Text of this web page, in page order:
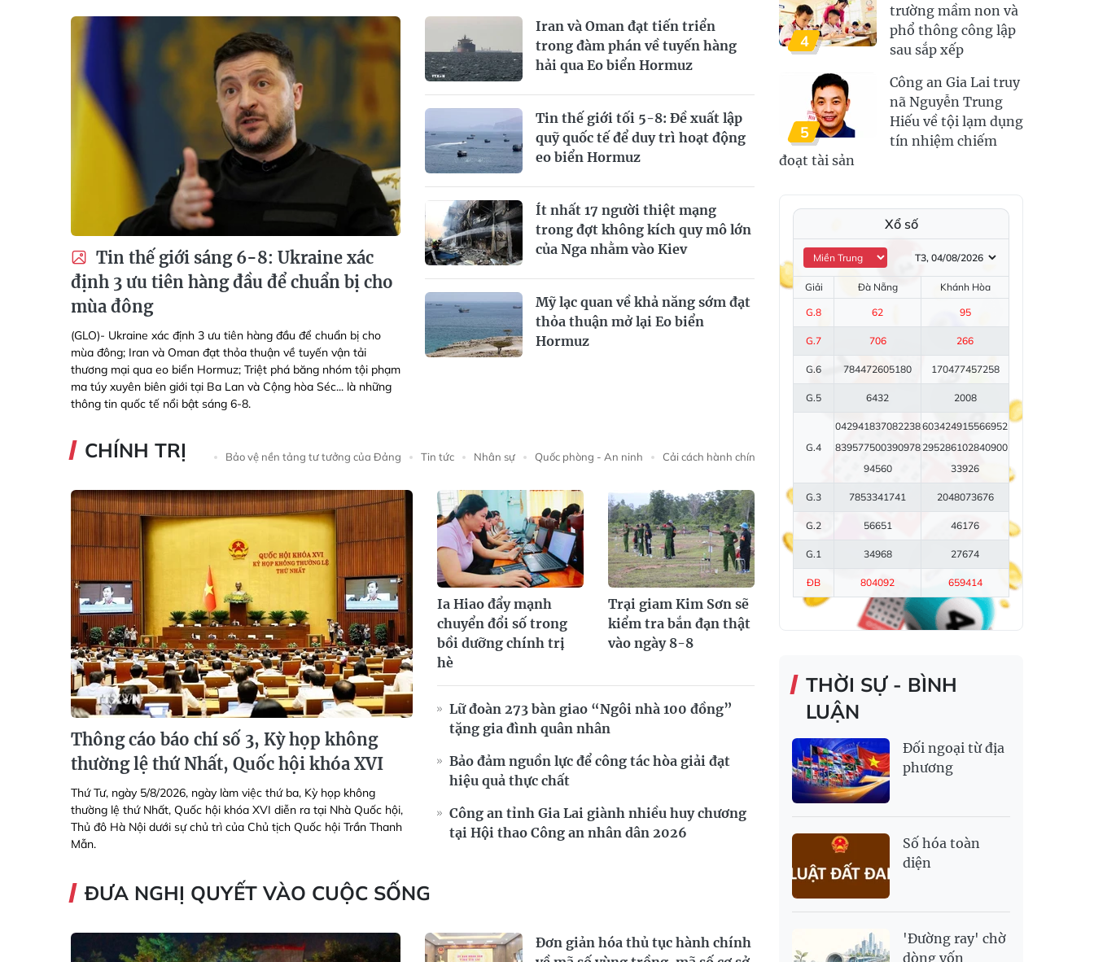
Tin thế giới sáng 6-8: Ukraine xác
định 3 ưu tiên hàng đầu để chuẩn bị cho
mùa đông
(GLO)- Ukraine xác định 3 ưu tiên hàng đầu để chuẩn bị cho
mùa đông; Iran và Oman đạt thỏa thuận về tuyến vận tải
thương mại qua eo biển Hormuz; Triệt phá băng nhóm tội phạm
ma túy xuyên biên giới tại Ba Lan và Cộng hòa Séc... là những
thông tin quốc tế nổi bật sáng 6-8.
Iran và Oman đạt tiến triển
trong đàm phán về tuyến hàng
hải qua Eo biển Hormuz
Tin thế giới tối 5-8: Đề xuất lập
quỹ quốc tế để duy trì hoạt động
eo biển Hormuz
Ít nhất 17 người thiệt mạng
trong đợt không kích quy mô lớn
của Nga nhằm vào Kiev
Mỹ lạc quan về khả năng sớm đạt
thỏa thuận mở lại Eo biển
Hormuz
CHÍNH TRỊ Bảo vệ nền tảng tư tưởng của Đảng Tin tức Nhân sự Quốc phòng - An ninh Cải cách hành chính Đưa nghị quyết vào cuộc sống
Thông cáo báo chí số 3, Kỳ họp không
thường lệ thứ Nhất, Quốc hội khóa XVI
Thứ Tư, ngày 5/8/2026, ngày làm việc thứ ba, Kỳ họp không
thường lệ thứ Nhất, Quốc hội khóa XVI diễn ra tại Nhà Quốc hội,
Thủ đô Hà Nội dưới sự chủ trì của Chủ tịch Quốc hội Trần Thanh
Mẫn.
Ia Hiao đẩy mạnh
chuyển đổi số trong
bồi dưỡng chính trị
hè
Trại giam Kim Sơn sẽ
kiểm tra bắn đạn thật
vào ngày 8-8
Lữ đoàn 273 bàn giao “Ngôi nhà 100 đồng”
tặng gia đình quân nhân
Bảo đảm nguồn lực để công tác hòa giải đạt
hiệu quả thực chất
Công an tỉnh Gia Lai giành nhiều huy chương
tại Hội thao Công an nhân dân 2026
ĐƯA NGHỊ QUYẾT VÀO CUỘC SỐNG
Đơn giản hóa thủ tục hành chính
4
trường mầm non và
phổ thông công lập
sau sắp xếp
5
Công an Gia Lai truy
nã Nguyễn Trung
Hiếu về tội lạm dụng
tín nhiệm chiếm
đoạt tài sản
Xổ số
Giải Đà Nẵng Khánh Hòa
G.8 62 95
G.7 706 266
G.6 784472605180 170477457258
G.5 6432 2008
G.4
042941837082238
839577500390978
94560
603424915566952
295286102840900
33926
G.3 7853341741 2048073676
G.2 56651 46176
G.1 34968 27674
ĐB 804092 659414
THỜI SỰ - BÌNH
LUẬN
Đối ngoại từ địa
phương
Số hóa toàn
diện
'Đường ray' chờ
dòng vốn